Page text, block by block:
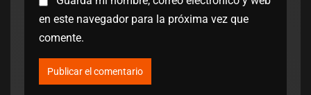
en este navegador para la próxima vez que
comente.